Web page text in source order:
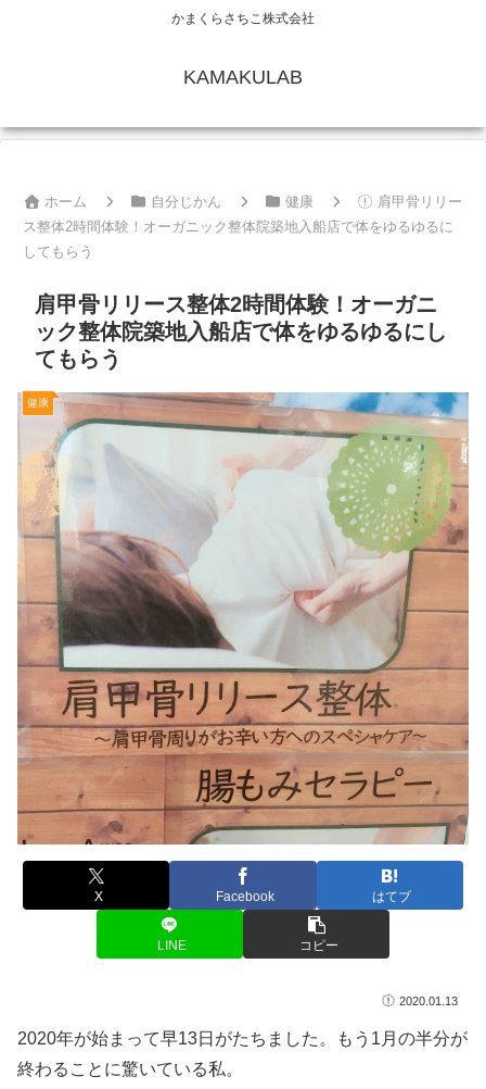
かまくらさちこ株式会社
KAMAKULAB
ホーム 自分じかん 健康
肩甲骨リリー
ス整体2時間体験！オーガニック整体院築地入船店で体をゆるゆるに
してもらう
肩甲骨リリース整体2時間体験！オーガニ
ック整体院築地入船店で体をゆるゆるにし
てもらう
健康
X Facebook はてブ
LINE コピー
2020.01.13
2020年が始まって早13日がたちました。もう1月の半分が
終わることに驚いている私。